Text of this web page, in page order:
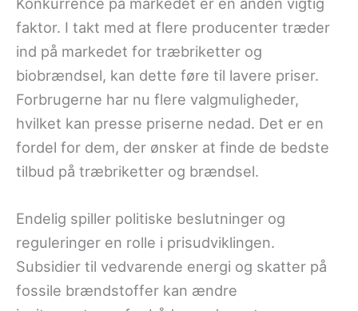
faktor. I takt med at flere producenter træder
ind på markedet for træbriketter og
biobrændsel, kan dette føre til lavere priser.
Forbrugerne har nu flere valgmuligheder,
hvilket kan presse priserne nedad. Det er en
fordel for dem, der ønsker at finde de bedste
tilbud på træbriketter og brændsel.
Endelig spiller politiske beslutninger og
reguleringer en rolle i prisudviklingen.
Subsidier til vedvarende energi og skatter på
fossile brændstoffer kan ændre